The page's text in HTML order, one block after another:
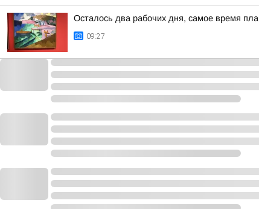
Осталось два рабочих дня, самое время
09:27